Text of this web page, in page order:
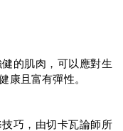
的肌肉，可以應對生
康且富有彈性。
技巧，由切卡瓦論師所